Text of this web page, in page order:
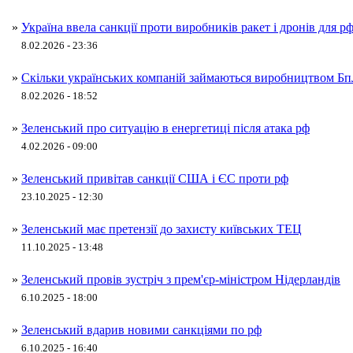
» Україна ввела санкції проти виробників ракет і дронів для рф
8.02.2026 - 23:36
» Скільки українських компаній займаються виробництвом
8.02.2026 - 18:52
» Зеленський про ситуацію в енергетиці після атака рф
4.02.2026 - 09:00
» Зеленський привітав санкції США і ЄС проти рф
23.10.2025 - 12:30
» Зеленський має претензії до захисту київських ТЕЦ
11.10.2025 - 13:48
» Зеленський провів зустріч з прем'єр-міністром Нідерландів
6.10.2025 - 18:00
» Зеленський вдарив новими санкціями по рф
6.10.2025 - 16:40